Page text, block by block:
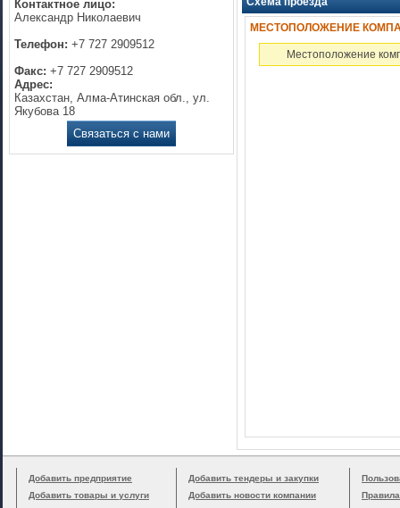
Контактное лицо:
Александр Николаевич
Телефон: +7 727 2909512
Факс: +7 727 2909512
Адрес:
Казахстан, Алма-Атинская обл., ул.
Якубова 18
Связаться с нами
МЕСТОПОЛОЖЕНИЕ
Местоположение
Добавить предприятие
Добавить товары и услуги
Добавить тендеры и закупки
Добавить новости компании